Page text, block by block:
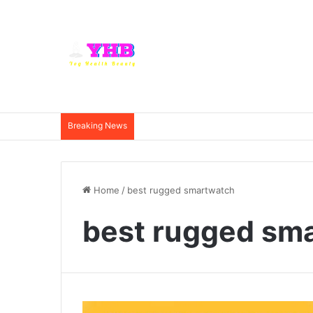
Breaking News
Home / best rugged smartwatch
best rugged